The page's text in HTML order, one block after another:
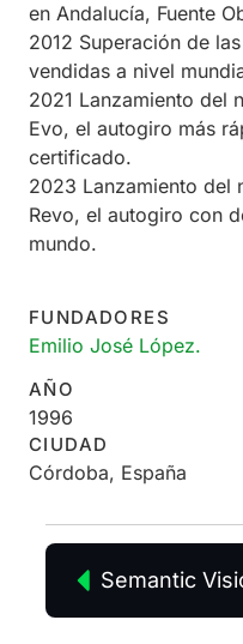
en Andalucía, Fuente
2012 Superación de
vendidas a nivel
2021 Lanzamiento del
Evo, el autogiro más
certificado.
2023 Lanzamiento del
Revo, el autogiro con
mundo.
FUNDADORES
Emilio José López.
AÑO
1996
CIUDAD
Córdoba, España
Semantic